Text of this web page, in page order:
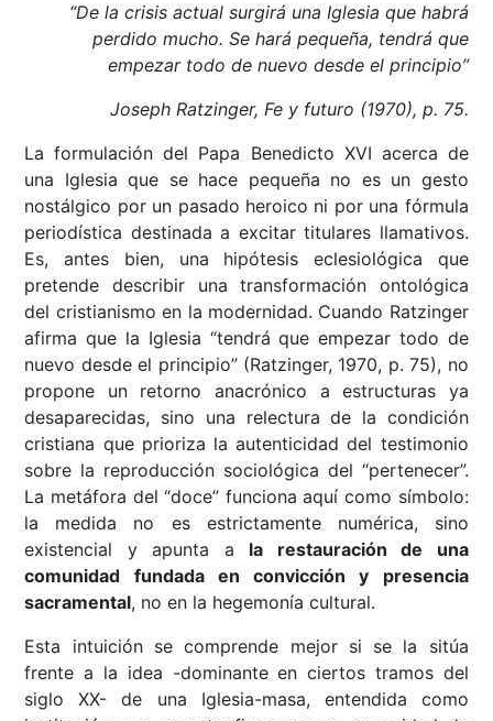
“De la crisis actual surgirá una Iglesia que habrá
perdido mucho. Se hará pequeña, tendrá que
empezar todo de nuevo desde el principio”
Joseph Ratzinger, Fe y futuro (1970), p. 75.
La formulación del Papa Benedicto XVI acerca de
una Iglesia que se hace pequeña no es un gesto
nostálgico por un pasado heroico ni por una fórmula
periodística destinada a excitar titulares llamativos.
Es, antes bien, una hipótesis eclesiológica que
pretende describir una transformación ontológica
del cristianismo en la modernidad. Cuando Ratzinger
afirma que la Iglesia “tendrá que empezar todo de
nuevo desde el principio” (Ratzinger, 1970, p. 75), no
propone un retorno anacrónico a estructuras ya
desaparecidas, sino una relectura de la condición
cristiana que prioriza la autenticidad del testimonio
sobre la reproducción sociológica del “pertenecer”.
La metáfora del “doce” funciona aquí como símbolo:
la medida no es estrictamente numérica, sino
existencial y apunta a la restauración de una
comunidad fundada en convicción y presencia
sacramental, no en la hegemonía cultural.
Esta intuición se comprende mejor si se la sitúa
frente a la idea -dominante en ciertos tramos del
siglo XX- de una Iglesia-masa, entendida como